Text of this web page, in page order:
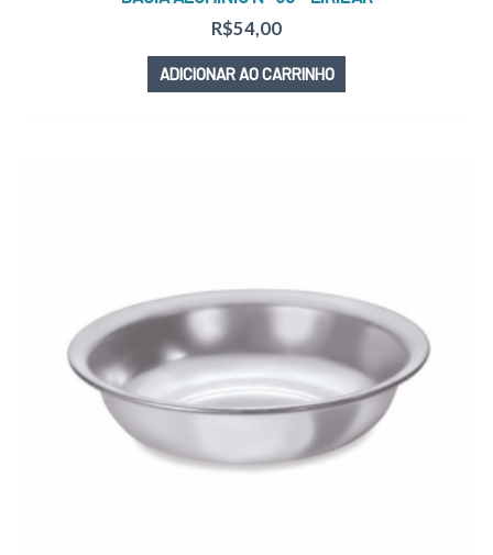
R$54,00
ADICIONAR AO CARRINHO